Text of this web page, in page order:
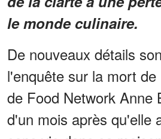
le monde culinaire.
De nouveaux détails
l'enquête sur la mort
de Food Network Anne
d'un mois après qu'elle